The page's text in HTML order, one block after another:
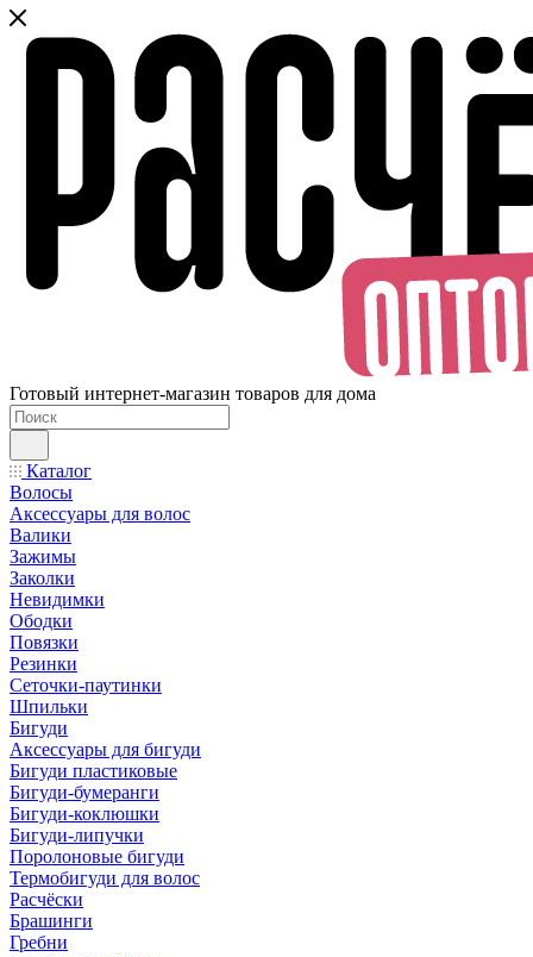
Готовый интернет-магазин товаров для дома
Каталог
Волосы
Аксессуары для волос
Валики
Зажимы
Заколки
Невидимки
Ободки
Повязки
Резинки
Сеточки-паутинки
Шпильки
Бигуди
Аксессуары для бигуди
Бигуди пластиковые
Бигуди-бумеранги
Бигуди-коклюшки
Бигуди-липучки
Поролоновые бигуди
Термобигуди для волос
Расчёски
Брашинги
Гребни